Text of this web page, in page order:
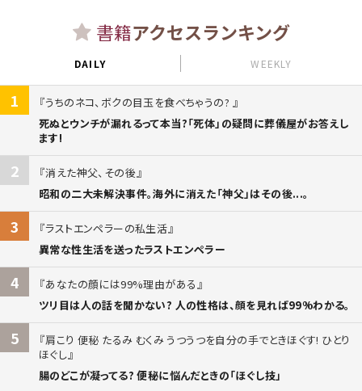
書籍アクセスランキング
DAILY WEEKLY
1
うちのネコ、ボクの目玉を食べちゃうの?
死ぬとウンチが漏れるって本当?「死体」の疑問に葬儀屋がお答えし
ます!
2
消えた神父、その後
昭和の二大未解決事件。海外に消えた「神父」はその後...。
3
ラストエンペラーの私生活
異常な性生活を送ったラストエンペラー
4
あなたの顔には99%理由がある
ツリ目は人の話を聞かない? 人の性格は、顔を見れば99%わかる。
5
肩こり 便秘 たるみ むくみ うつうつを自分の手でときほぐす! ひとり
ほぐし
腸のどこが凝ってる? 便秘に悩んだときの「ほぐし技」